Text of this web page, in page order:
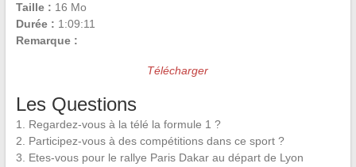
Taille : 16 Mo
Durée : 1:09:11
Remarque :
Télécharger
Les Questions
1. Regardez-vous à la télé la formule 1 ?
2. Participez-vous à des compétitions dans ce sport ?
3. Etes-vous pour le rallye Paris Dakar au départ de Lyon